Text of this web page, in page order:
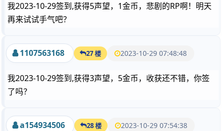
我2023-10-29签到,获得5声望，1金币，悲剧的RP啊！明天
再来试试手气吧？
1107563168 27 楼 2023-10-29 07:48:48
我2023-10-29签到,获得3声望，5金币，收获还不错，你签
了吗？
a154934506 28 楼 2023-10-29 07:54:38